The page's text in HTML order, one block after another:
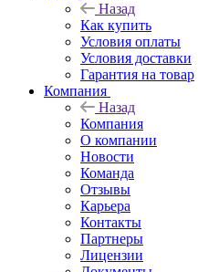
Назад
Как купить
Условия оплаты
Условия доставки
Гарантия на товар
Компания
Назад
Компания
О компании
Новости
Команда
Отзывы
Карьера
Контакты
Партнеры
Лицензии